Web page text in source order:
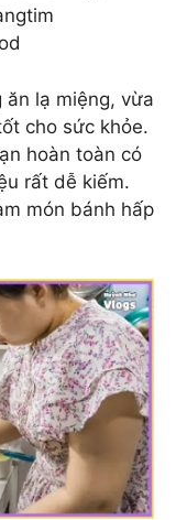
ăn lạ miệng, vừa
cho sức khỏe.
hoàn toàn có
rất dễ kiếm.
món bánh hấp